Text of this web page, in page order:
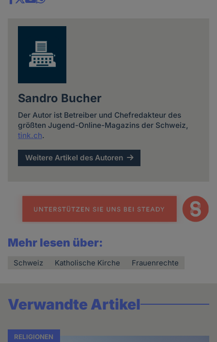
Share
Sandro Bucher
Der Autor ist Betreiber und Chefredakteur des
größten Jugend-Online-Magazins der Schweiz,
tink.ch.
Weitere Artikel des Autoren
Mehr lesen über:
Schweiz Katholische Kirche Frauenrechte
Verwandte Artikel
RELIGIONEN